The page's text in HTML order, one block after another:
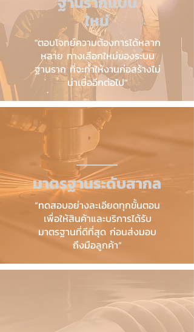
ใหม่
"ตอบโจทย์ความต้องการได้หลาก
หลาย ทางเลือกใหม่ของระบบ
ฐานราก ที่จะทำให้งานก่อสร้างไม่
น่าเบื่ออีกต่อไป"
มาตรฐานระดับสากล
“ทดสอบอย่างละเอียดทุกขั้นตอน
เพื่อให้สินค้าและบริการได้รับ
มาตรฐานที่ดีที่สุด ก่อนส่งมอบ
ถึงมือลูกค้า”